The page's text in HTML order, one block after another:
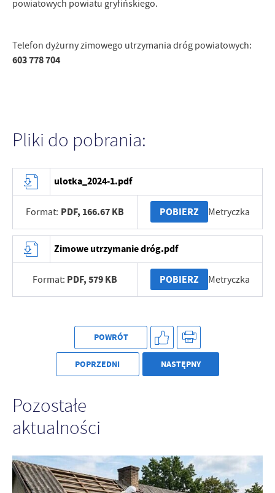
powiatowych powiatu gryfińskiego.
Telefon dyżurny zimowego utrzymania dróg powiatowych:
603 778 704
Pliki do pobrania:
ulotka_2024-1.pdf
Format: PDF, 166.67 KB POBIERZ Metryczka
Zimowe utrzymanie dróg.pdf
Format: PDF,579 KB POBIERZ Metryczka
POWRÓT
POPRZEDNI NASTĘPNY
Pozostałe
aktualności